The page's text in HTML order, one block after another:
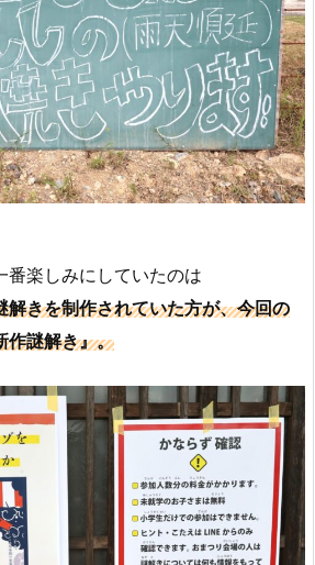
番楽しみにしていたのは
解きを制作されていた方が、今回の
作謎解き』。